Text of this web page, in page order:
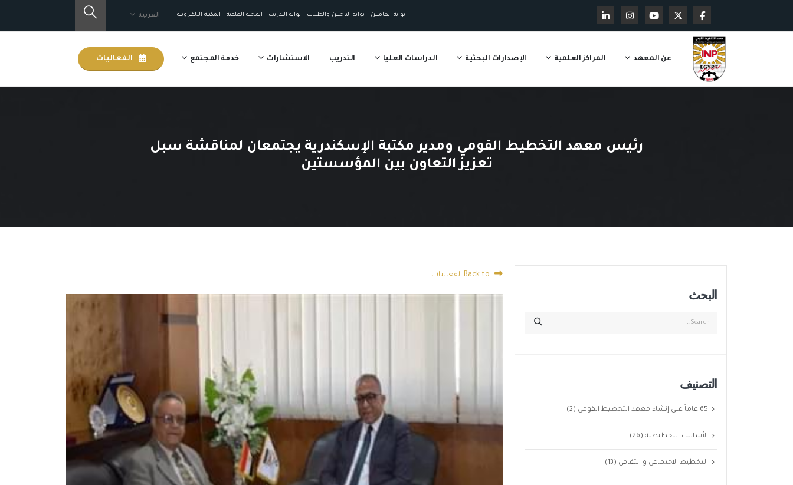
بوابة العاملين بوابة الباحثين والطلاب بوابة التدريب المجلة العلمية المكتبة الالكترونية العربية
عن المعهد المراكز العلمية الإصدارات البحثية الدراسات العليا التدريب الاستشارات خدمة المجتمع الفعاليات
رئيس معهد التخطيط القومي ومدير مكتبة الإسكندرية يجتمعان لمناقشة سبل
تعزيز التعاون بين المؤسستين
البحث
التصنيف
65 عاماً على إنشاء معهد التخطيط القومى (2)
الأساليب التخطيطيه (26)
التخطيط الاجتماعي و الثقافي (13)